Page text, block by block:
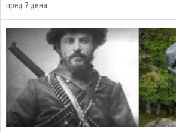
пред 7 дена